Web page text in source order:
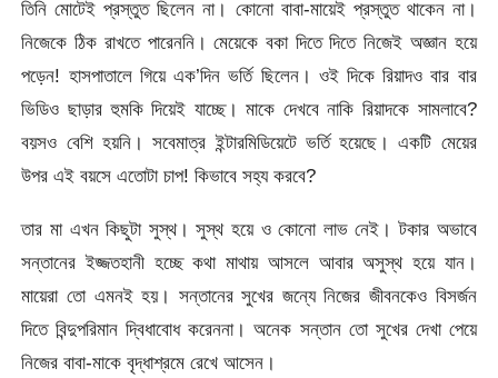
তিনি মোটেই প্রস্তুত ছিলেন না। কোনো বাবা-মায়েই প্রস্তুত থাকেন না।
নিজেকে ঠিক রাখতে পারেননি। মেয়েকে বকা দিতে দিতে নিজেই অজ্ঞান হয়ে
পড়েন! হাসপাতালে গিয়ে এক’দিন ভর্তি ছিলেন। ওই দিকে রিয়াদও বার বার
ভিডিও ছাড়ার হুমকি দিয়েই যাচ্ছে। মাকে দেখবে নাকি রিয়াদকে সামলাবে?
বয়সও বেশি হয়নি। সবেমাত্র ইন্টারমিডিয়েটে ভর্তি হয়েছে। একটি মেয়ের
উপর এই বয়সে এতোটা চাপ! কিভাবে সহ্য করবে?
তার মা এখন কিছুটা সুস্থ। সুস্থ হয়ে ও কোনো লাভ নেই। টকার অভাবে
সন্তানের ইজ্জতহানী হচ্ছে কথা মাথায় আসলে আবার অসুস্থ হয়ে যান।
মায়েরা তো এমনই হয়। সন্তানের সুখের জন্যে নিজের জীবনকেও বিসর্জন
দিতে বিন্দুপরিমান দ্বিধাবোধ করেননা। অনেক সন্তান তো সুখের দেখা পেয়ে
নিজের বাবা-মাকে বৃদ্ধাশ্রমে রেখে আসেন।